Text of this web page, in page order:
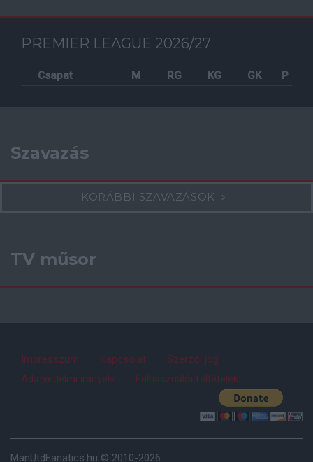
PREMIER LEAGUE 2026/27
Csapat M RG KG GK P
Szavazás
KORÁBBI SZAVAZÁSOK
TV műsor
Impresszum Kapcsolat
Szerzői jog
Adatvédelmi irányelv
Felhasználói feltételek
ManUtdFanatics.hu © 2010-2026